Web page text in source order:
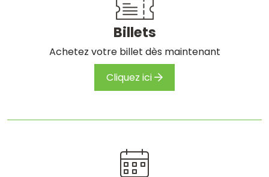
Billets
Achetez votre billet dès maintenant
Cliquez ici